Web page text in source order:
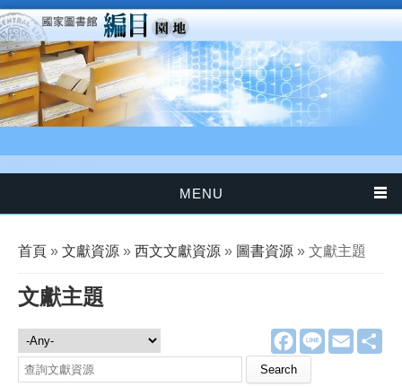
移至主內容
MENU
您在這裡
首頁 » 文獻資源 » 西文文獻資源 » 圖書資源 » 文獻主題
文獻主題
F
a
e
L
E
m
文獻資源
Search this site